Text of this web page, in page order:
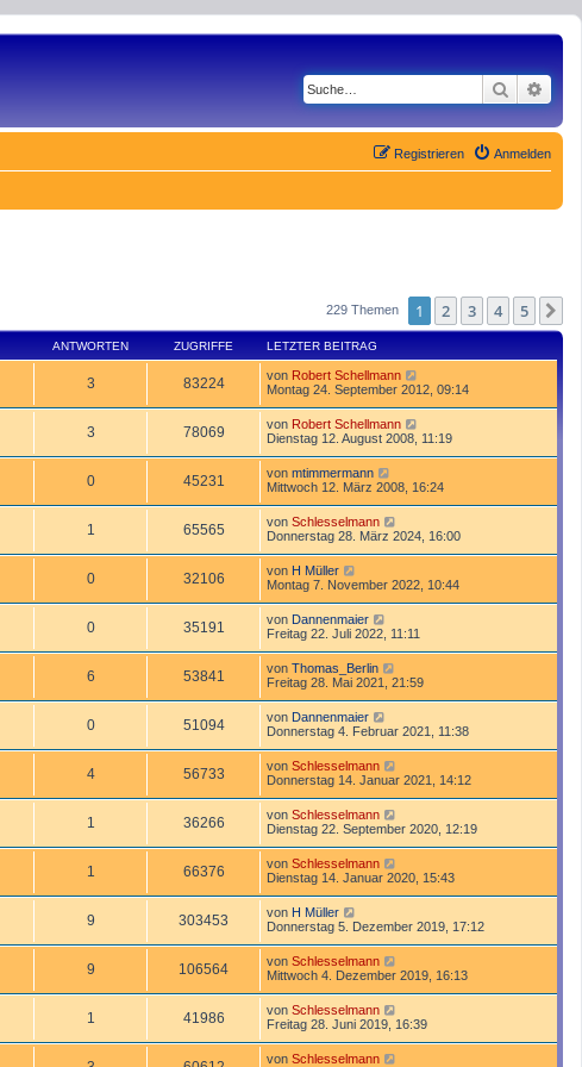
Suche
Anmelden
Registrieren
229 Themen 1 2 3 4 5
ANTWORTEN ZUGRIFFE LETZTER BEITRAG
3 83224 von Robert Schellmann
Montag 24. September 2012, 09:14
3 78069 von Robert Schellmann
Dienstag 12. August 2008, 11:19
0 45231 von mtimmermann
Mittwoch 12. März 2008, 16:24
1 65565 von Schlesselmann
Donnerstag 28. März 2024, 16:00
0 32106 von H Müller
Montag 7. November 2022, 10:44
0 35191 von Dannenmaier
Freitag 22. Juli 2022, 11:11
6 53841 von Thomas_Berlin
Freitag 28. Mai 2021, 21:59
0 51094 von Dannenmaier
Donnerstag 4. Februar 2021, 11:38
4 56733 von Schlesselmann
Donnerstag 14. Januar 2021, 14:12
1 36266 von Schlesselmann
Dienstag 22. September 2020, 12:19
1 66376 von Schlesselmann
Dienstag 14. Januar 2020, 15:43
9 303453 von H Müller
Donnerstag 5. Dezember 2019, 17:12
9 106564 von Schlesselmann
Mittwoch 4. Dezember 2019, 16:13
1 41986 von Schlesselmann
Freitag 28. Juni 2019, 16:39
von Schlesselmann